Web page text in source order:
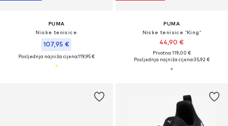
PUMA
Niske tenisice
107,95 €
Posljednja najniža cijena:119,95 €
PUMA
Niske tenisice 'King'
44,90 €
Prvotno: 119,00 €
Posljednja najniža cijena:35,92 €